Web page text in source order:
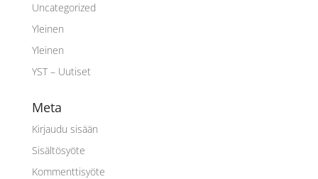
Uncategorized
Yleinen
Yleinen
YST – Uutiset
Meta
Kirjaudu sisään
Sisältösyöte
Kommenttisyöte